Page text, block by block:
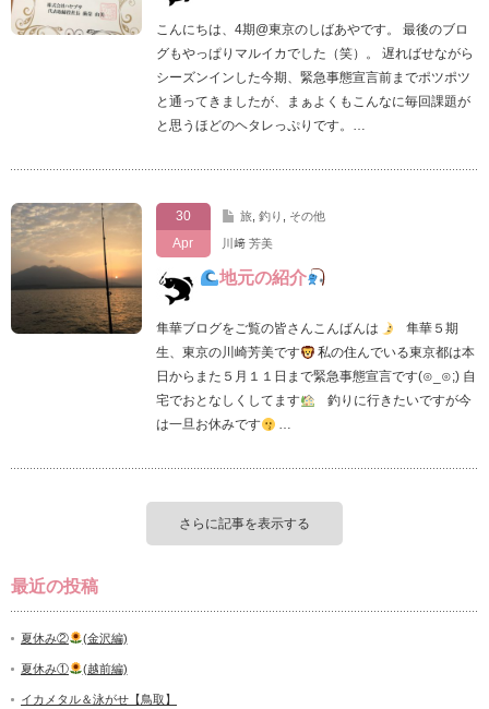
こんにちは、4期@東京のしばあやです。 最後のブロ
グもやっぱりマルイカでした（笑）。 遅ればせながら
シーズンインした今期、緊急事態宣言前までポツポツ
と通ってきましたが、まぁよくもこんなに毎回課題が
と思うほどのヘタレっぷりです。…
30
Apr
旅, 釣り その他
川﨑 芳美
地元の紹介
隼華ブログをご覧の皆さんこんばんは
隼華５期
生、東京の川崎芳美です
私の住んでいる東京都は本
日からまた５月１１日まで緊急事態宣言です(⊙_⊙;) 自
宅でおとなしくしてます
釣りに行きたいですが今
は一旦お休みです
…
さらに記事を表示する
最近の投稿
夏休み② (金沢編)
夏休み① (越前編)
イカメタル＆泳がせ【鳥取】